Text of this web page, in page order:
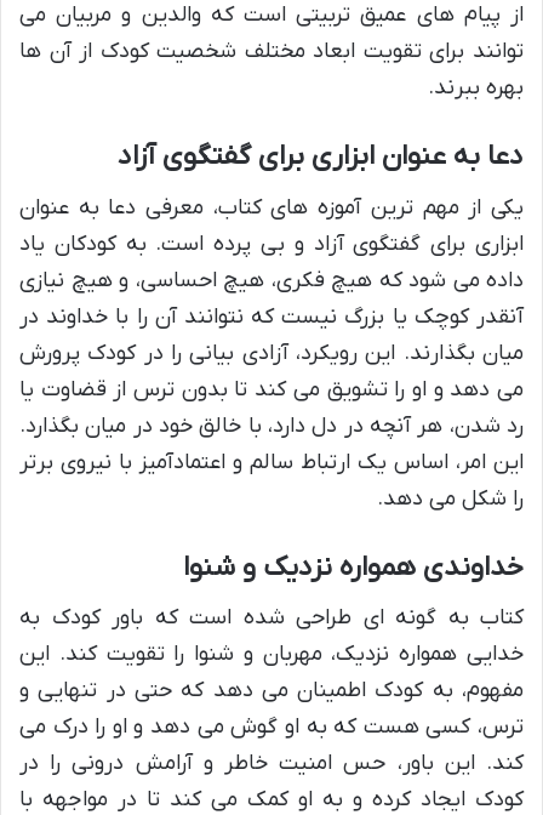
از پیام های عمیق تربیتی است که والدین و مربیان می
توانند برای تقویت ابعاد مختلف شخصیت کودک از آن ها
بهره ببرند.
دعا به عنوان ابزاری برای گفتگوی آزاد
یکی از مهم ترین آموزه های کتاب، معرفی دعا به عنوان
ابزاری برای گفتگوی آزاد و بی پرده است. به کودکان یاد
داده می شود که هیچ فکری، هیچ احساسی، و هیچ نیازی
آنقدر کوچک یا بزرگ نیست که نتوانند آن را با خداوند در
میان بگذارند. این رویکرد، آزادی بیانی را در کودک پرورش
می دهد و او را تشویق می کند تا بدون ترس از قضاوت یا
رد شدن، هر آنچه در دل دارد، با خالق خود در میان بگذارد.
این امر، اساس یک ارتباط سالم و اعتمادآمیز با نیروی برتر
را شکل می دهد.
خداوندی همواره نزدیک و شنوا
کتاب به گونه ای طراحی شده است که باور کودک به
خدایی همواره نزدیک، مهربان و شنوا را تقویت کند. این
مفهوم، به کودک اطمینان می دهد که حتی در تنهایی و
ترس، کسی هست که به او گوش می دهد و او را درک می
کند. این باور، حس امنیت خاطر و آرامش درونی را در
کودک ایجاد کرده و به او کمک می کند تا در مواجهه با